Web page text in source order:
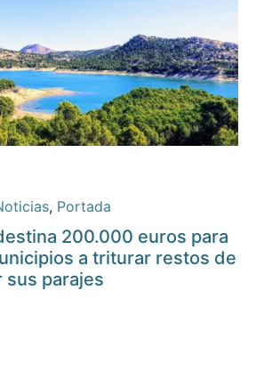
, Portada
200.000 euros para
a triturar restos de
sus parajes